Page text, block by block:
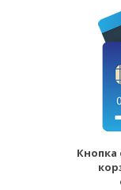
Кнопка